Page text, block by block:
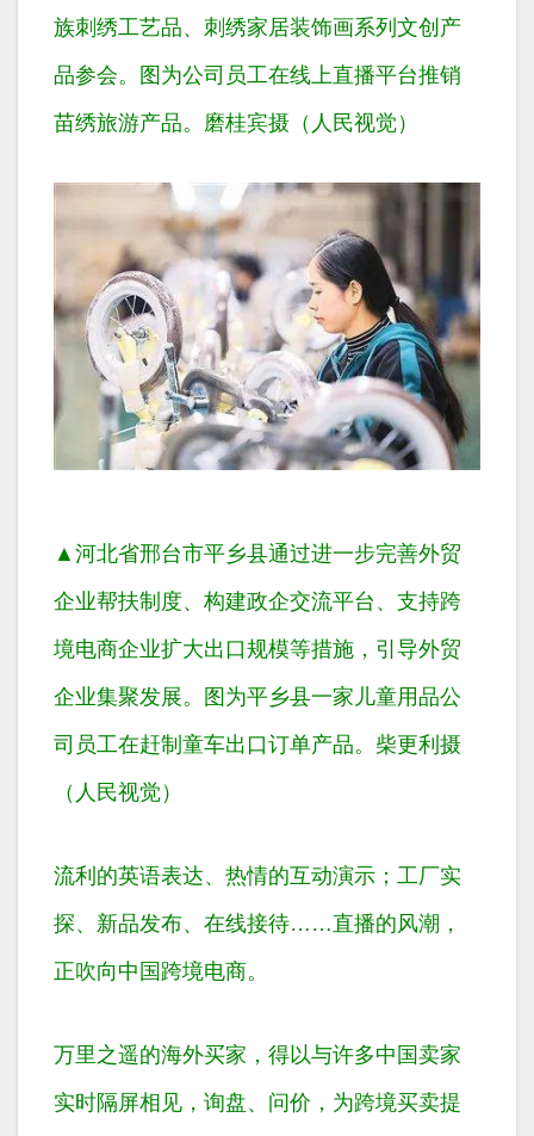
族刺绣工艺品、刺绣家居装饰画系列文创产
品参会。图为公司员工在线上直播平台推销
苗绣旅游产品。磨桂宾摄（人民视觉）
▲河北省邢台市平乡县通过进一步完善外贸
企业帮扶制度、构建政企交流平台、支持跨
境电商企业扩大出口规模等措施，引导外贸
企业集聚发展。图为平乡县一家儿童用品公
司员工在赶制童车出口订单产品。柴更利摄
（人民视觉）
流利的英语表达、热情的互动演示；工厂实
探、新品发布、在线接待……直播的风潮，
正吹向中国跨境电商。
万里之遥的海外买家，得以与许多中国卖家
实时隔屏相见，询盘、问价，为跨境买卖提